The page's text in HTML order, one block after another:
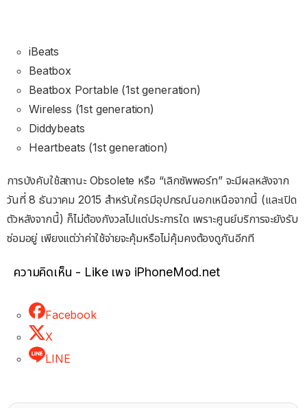
iBeats
Beatbox
Beatbox Portable (1st generation)
Wireless (1st generation)
Diddybeats
Heartbeats (1st generation)
การบังคับใช้สถานะ Obsolete หรือ “เลิกซัพพอร์ท” จะมีผลหลังจาก
วันที่ 8 ธันวาคม 2015 สำหรับใครมีอุปกรณ์นอกเหนือจากนี้ (และเปิด
ตัวหลังจากนี้) ก็ไม่ต้องกังวลไปแต่ประการใด เพราะศูนย์บริการจะยังรับ
ซ่อมอยู่ เพียงแต่ว่าค่าใช้จ่ายจะคุ้มหรือไม่คุ้มคงต้องดูกันอีกที
ความคิดเห็น - Like เพจ iPhoneMod.net
Facebook
X
LINE